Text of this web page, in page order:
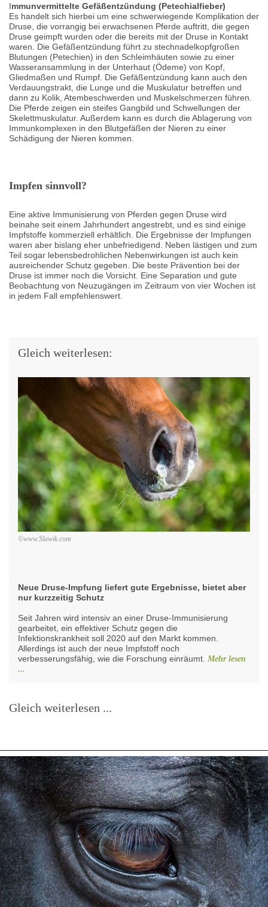
Immunvermittelte Gefäßentzündung (Petechialfieber)
Es handelt sich hierbei um eine schwerwiegende Komplikation der
Druse, die vorrangig bei erwachsenen Pferde auftritt, die gegen
Druse geimpft wurden oder die bereits mit der Druse in Kontakt
waren. Die Gefäßentzündung führt zu stechnadelkopfgroßen
Blutungen (Petechien) in den Schleimhäuten sowie zu einer
Wasseransammlung in der Unterhaut (Ödeme) von Kopf,
Gliedmaßen und Rumpf. Die Gefäßentzündung kann auch den
Verdauungstrakt, die Lunge und die Muskulatur betreffen und
dann zu Kolik, Atembeschwerden und Muskelschmerzen führen.
Die Pferde zeigen ein steifes Gangbild und Schwellungen der
Skelettmuskulatur. Außerdem kann es durch die Ablagerung von
Immunkomplexen in den Blutgefäßen der Nieren zu einer
Schädigung der Nieren kommen.
Impfen sinnvoll?
Eine aktive Immunisierung von Pferden gegen Druse wird
beinahe seit einem Jahrhundert angestrebt, und es sind einige
Impfstoffe kommerziell erhältlich. Die Ergebnisse der Impfungen
waren aber bislang eher unbefriedigend. Neben lästigen und zum
Teil sogar lebensbedrohlichen Nebenwirkungen ist auch kein
ausreichender Schutz gegeben. Die beste Prävention bei der
Druse ist immer noch die Vorsicht. Eine Separation und gute
Beobachtung von Neuzugängen im Zeitraum von vier Wochen ist
in jedem Fall empfehlenswert.
Gleich weiterlesen:
©www.Slawik.com
Neue Druse-Impfung liefert gute Ergebnisse, bietet aber
nur kurzzeitig Schutz
Seit Jahren wird intensiv an einer Druse-Immunisierung
gearbeitet, ein effektiver Schutz gegen die
Infektionskrankheit soll 2020 auf den Markt kommen.
Allerdings ist auch der neue Impfstoff noch
verbesserungsfähig, wie die Forschung einräumt. Mehr lesen
...
Gleich weiterlesen ...